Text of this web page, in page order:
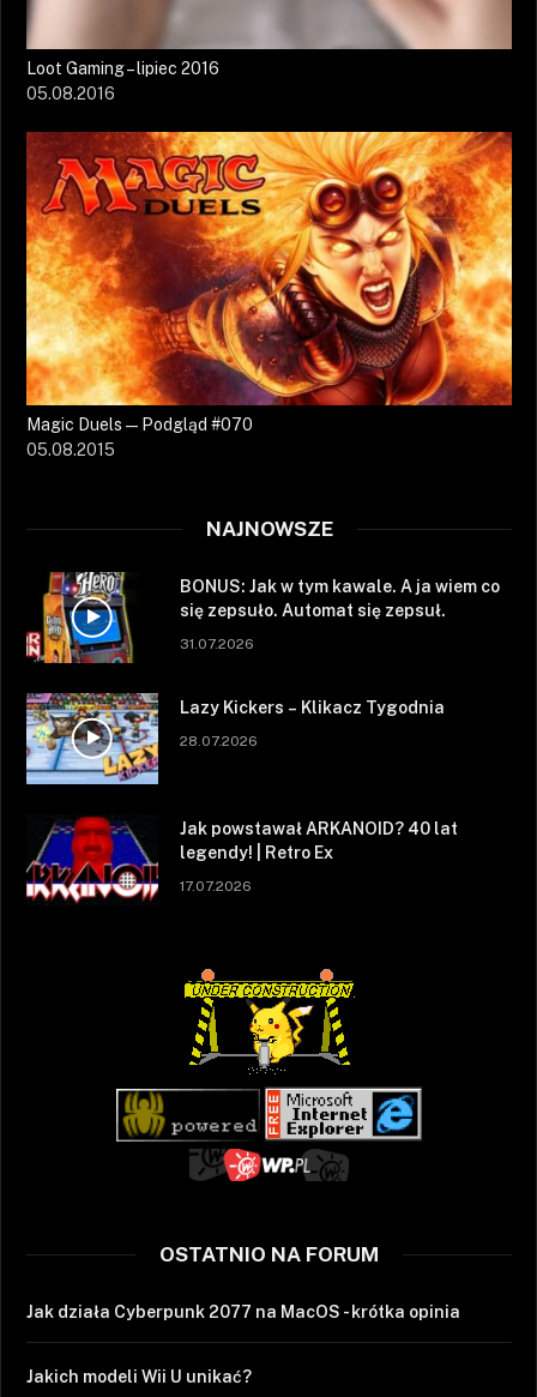
Loot Gaming – lipiec 2016
05.08.2016
Magic Duels — Podgląd #070
05.08.2015
NAJNOWSZE
BONUS: Jak w tym kawale. A ja wiem co
się zepsuło. Automat się zepsuł.
31.07.2026
Lazy Kickers – Klikacz Tygodnia
28.07.2026
Jak powstawał ARKANOID? 40 lat
legendy! | Retro Ex
17.07.2026
OSTATNIO NA FORUM
Jak działa Cyberpunk 2077 na MacOS - krótka opinia
Jakich modeli Wii U unikać?